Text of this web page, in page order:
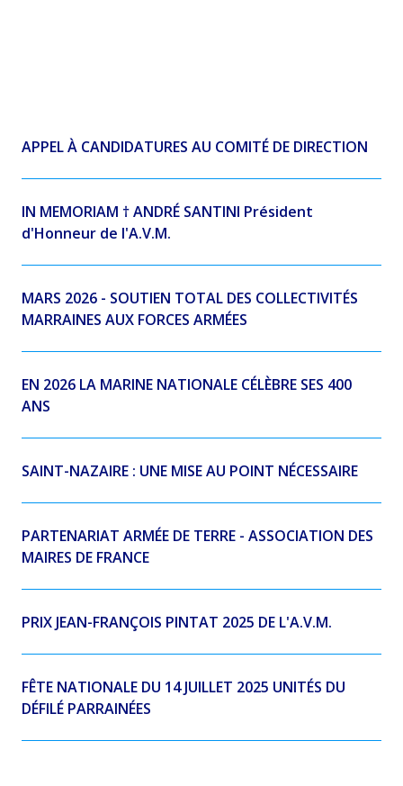
APPEL À CANDIDATURES AU COMITÉ DE DIRECTION
IN MEMORIAM † ANDRÉ SANTINI Président
d'Honneur de l'A.V.M.
MARS 2026 - SOUTIEN TOTAL DES COLLECTIVITÉS
MARRAINES AUX FORCES ARMÉES
EN 2026 LA MARINE NATIONALE CÉLÈBRE SES 400
ANS
SAINT-NAZAIRE : UNE MISE AU POINT NÉCESSAIRE
PARTENARIAT ARMÉE DE TERRE - ASSOCIATION DES
MAIRES DE FRANCE
PRIX JEAN-FRANÇOIS PINTAT 2025 DE L'A.V.M.
FÊTE NATIONALE DU 14 JUILLET 2025 UNITÉS DU
DÉFILÉ PARRAINÉES